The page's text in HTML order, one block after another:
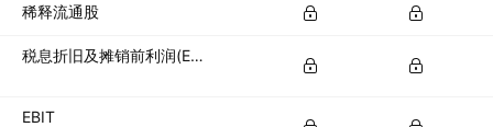
稀释流通股
税息折旧及摊销前利润(EBITDA)
EBIT